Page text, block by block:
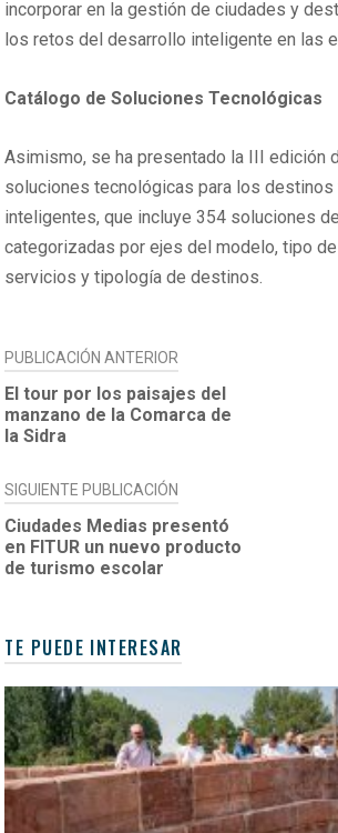
incorporar en la gestión de ciudades y
los retos del desarrollo inteligente en las
Catálogo de Soluciones Tecnológicas
Asimismo, se ha presentado la III edición
soluciones tecnológicas para los
inteligentes, que incluye 354 soluciones
categorizadas por ejes del modelo, tipo
servicios y tipología de destinos.
NAVEGACIÓN
DE
ENTRADAS
PUBLICACIÓN ANTERIOR
El tour por los paisajes del
manzano de la Comarca de
la Sidra
SIGUIENTE PUBLICACIÓN
Ciudades Medias presentó
en FITUR un nuevo producto
de turismo escolar
TE PUEDE INTERESAR